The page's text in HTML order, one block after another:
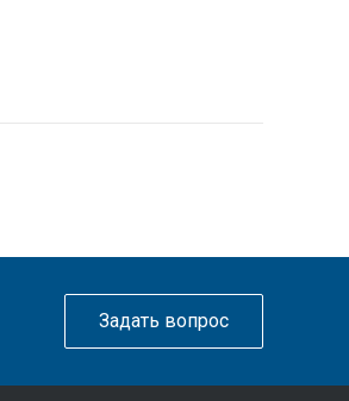
Задать вопрос